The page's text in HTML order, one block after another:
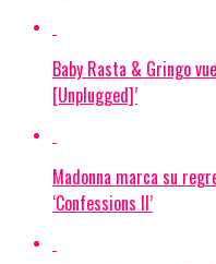
Baby Rasta & Gringo
[Unplugged]’
Madonna marca su
‘Confessions II’